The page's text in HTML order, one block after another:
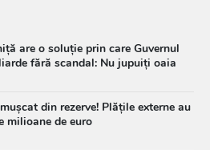
are o soluție prin care Guvernul
fără scandal: Nu jupuiți oaia
din rezerve! Plățile externe au
milioane de euro